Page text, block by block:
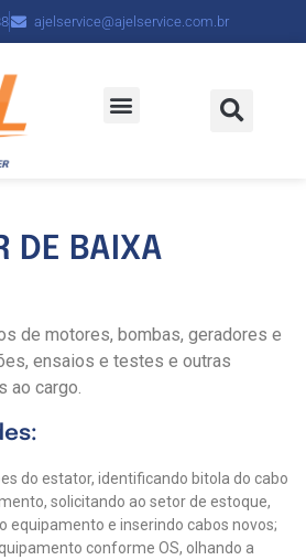
ajelservice@ajelservice.com.br
DE BAIXA
de motores, bombas, geradores e
ensaios e testes e outras
ao cargo.
do estator, identificando bitola do cabo
solicitando ao setor de estoque,
equipamento e inserindo cabos novos;
conforme OS, olhando a